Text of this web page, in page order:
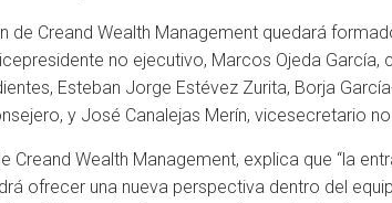
Creand Wealth Management quedará
no ejecutivo, Marcos Ojeda
Esteban Jorge Estévez Zurita, Borja
y José Canalejas Merín, vicesecretario
Creand Wealth Management, explica que “la
ofrecer una nueva perspectiva dentro del